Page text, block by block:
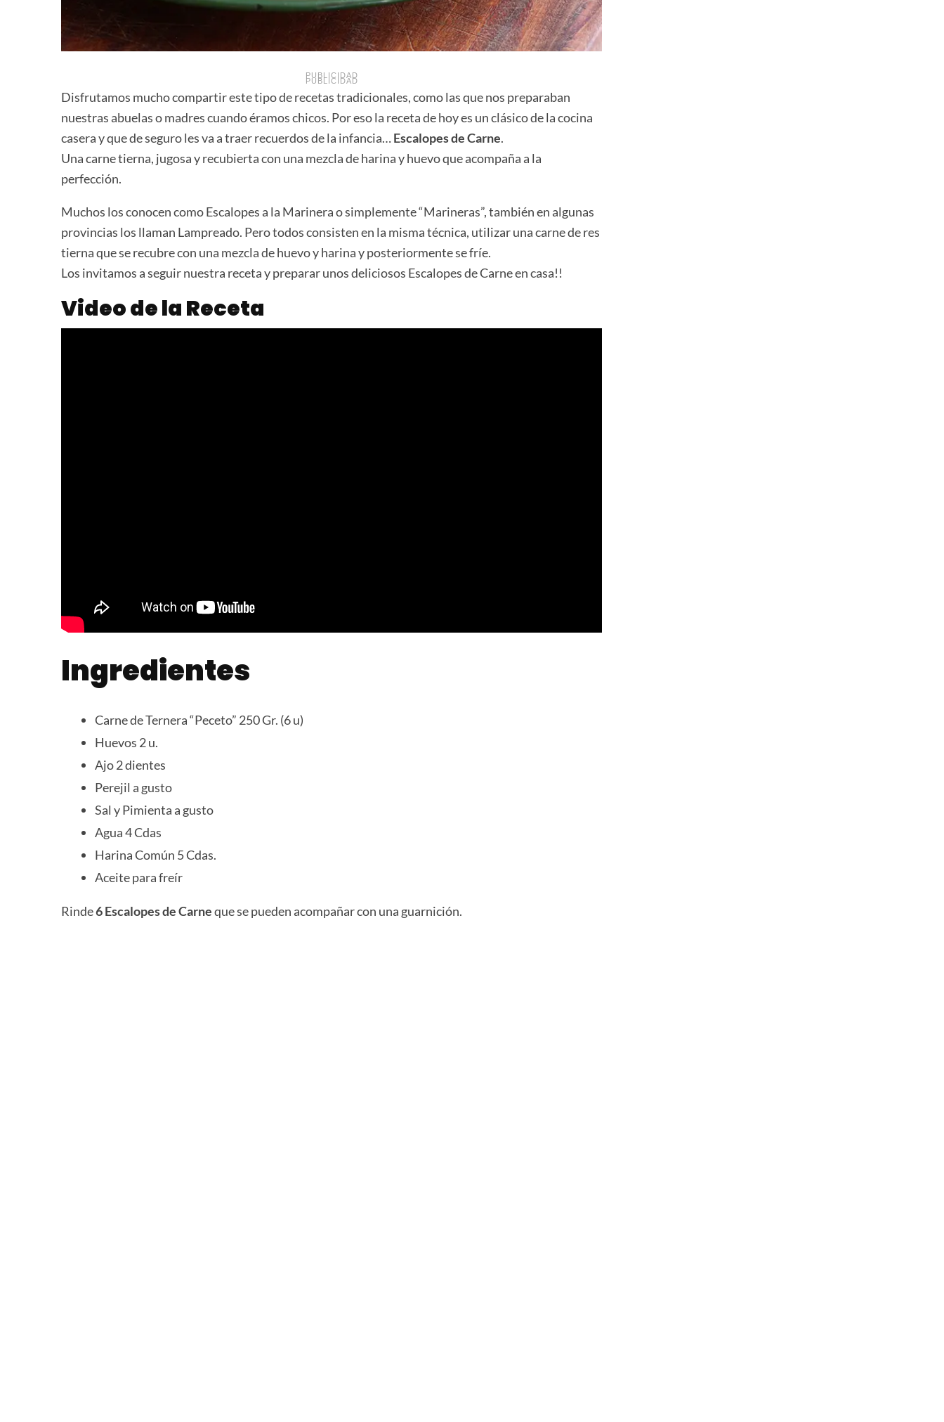
PUBLICIDAD
PUBLICIDAD
Disfrutamos mucho compartir este tipo de recetas tradicionales, como las que nos preparaban
nuestras abuelas o madres cuando éramos chicos. Por eso la receta de hoy es un clásico de la cocina
casera y que de seguro les va a traer recuerdos de la infancia…Escalopes de Carne.
Una carne tierna, jugosa y recubierta con una mezcla de harina y huevo que acompaña a la
perfección.
Muchos los conocen como Escalopes a la Marinera o simplemente “Marineras”, también en algunas
provincias los llaman Lampreado. Pero todos consisten en la misma técnica, utilizar una carne de res
tierna que se recubre con una mezcla de huevo y harina y posteriormente se fríe.
Los invitamos a seguir nuestra receta y preparar unos deliciosos Escalopes de Carne en casa!!
Video de la Receta
Ingredientes
Carne de Ternera “Peceto” 250 Gr. (6 u)
Huevos 2 u.
Ajo 2 dientes
Perejil a gusto
Sal y Pimienta a gusto
Agua 4 Cdas
Harina Común 5 Cdas.
Aceite para freír
Rinde6 Escalopes de Carneque se pueden acompañar con una guarnición.